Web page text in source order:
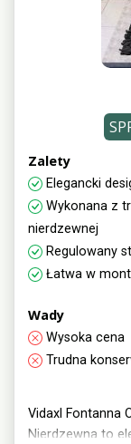
Zalety
Elegancki
Wykonana z
nierdzewnej
Regulowany
Łatwa w
Wady
Wysoka cena
Trudna
Vidaxl Fontanna
Nierdzewna to